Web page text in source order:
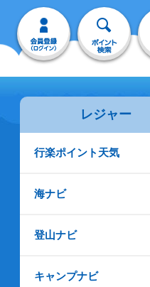
レジャー
行楽ポイント天気
海ナビ
登山ナビ
キャンプナビ